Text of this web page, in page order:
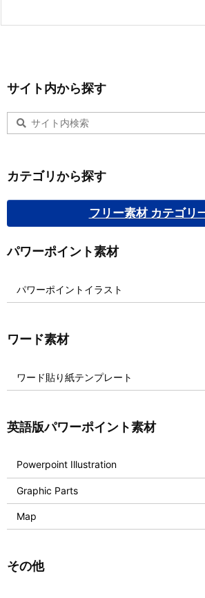
サイト内から探す
カテゴリから探す
フリー素材 カテゴリ
パワーポイント素材
パワーポイントイラスト
ワード素材
ワード貼り紙テンプレート
英語版パワーポイント素材
Powerpoint Illustration
Graphic Parts
Map
その他